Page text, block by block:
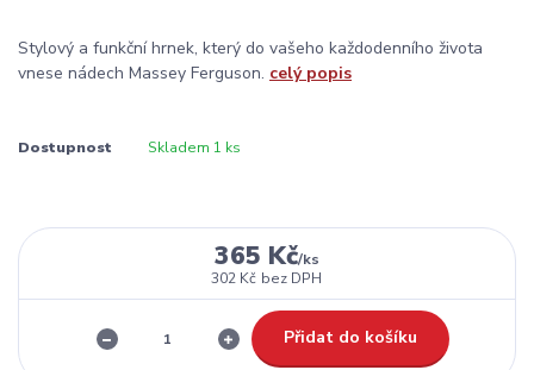
Stylový a funkční hrnek, který do vašeho každodenního života
vnese nádech Massey Ferguson. celý popis
Dostupnost Skladem 1 ks
365 Kč/ks
302 Kč bez DPH
Přidat do košíku